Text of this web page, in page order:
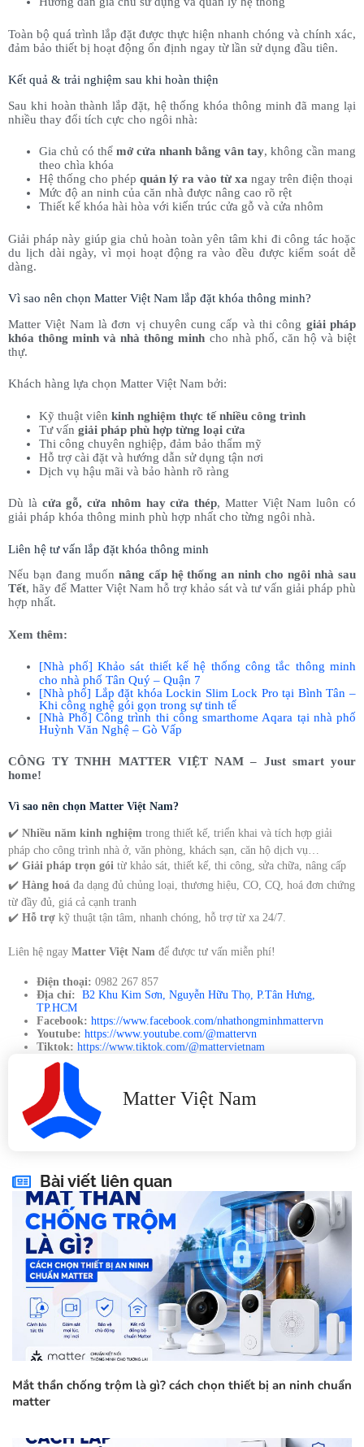
Toàn bộ quá trình lắp đặt được thực hiện nhanh chóng và chính xác,
đảm bảo thiết bị hoạt động ổn định ngay từ lần sử dụng đầu tiên.
Kết quả & trải nghiệm sau khi hoàn thiện
Sau khi hoàn thành lắp đặt, hệ thống khóa thông minh đã mang lại
nhiều thay đổi tích cực cho ngôi nhà:
Gia chủ có thể mở cửa nhanh bằng vân tay, không cần mang
theo chìa khóa
Hệ thống cho phép quản lý ra vào từ xa ngay trên điện thoại
Mức độ an ninh của căn nhà được nâng cao rõ rệt
Thiết kế khóa hài hòa với kiến trúc cửa gỗ và cửa nhôm
Giải pháp này giúp gia chủ hoàn toàn yên tâm khi đi công tác hoặc
du lịch dài ngày, vì mọi hoạt động ra vào đều được kiểm soát dễ
dàng.
Vì sao nên chọn Matter Việt Nam lắp đặt khóa thông minh?
Matter Việt Nam là đơn vị chuyên cung cấp và thi công giải pháp
khóa thông minh và nhà thông minh cho nhà phố, căn hộ và biệt
thự.
Khách hàng lựa chọn Matter Việt Nam bởi:
Kỹ thuật viên kinh nghiệm thực tế nhiều công trình
Tư vấn giải pháp phù hợp từng loại cửa
Thi công chuyên nghiệp, đảm bảo thẩm mỹ
Hỗ trợ cài đặt và hướng dẫn sử dụng tận nơi
Dịch vụ hậu mãi và bảo hành rõ ràng
Dù là cửa gỗ, cửa nhôm hay cửa thép, Matter Việt Nam luôn có
giải pháp khóa thông minh phù hợp nhất cho từng ngôi nhà.
Liên hệ tư vấn lắp đặt khóa thông minh
Nếu bạn đang muốn nâng cấp hệ thống an ninh cho ngôi nhà sau
Tết, hãy để Matter Việt Nam hỗ trợ khảo sát và tư vấn giải pháp phù
hợp nhất.
Xem thêm:
[Nhà phố] Khảo sát thiết kế hệ thống công tắc thông minh
cho nhà phố Tân Quý – Quận 7
[Nhà phố] Lắp đặt khóa Lockin Slim Lock Pro tại Bình Tân –
Khi công nghệ gói gọn trong sự tinh tế
[Nhà Phố] Công trình thi công smarthome Aqara tại nhà phố
Huỳnh Văn Nghệ – Gò Vấp
CÔNG TY TNHH MATTER VIỆT NAM – Just smart your
home!
Vì sao nên chọn Matter Việt Nam?
✔️ Nhiều năm kinh nghiệm trong thiết kế, triển khai và tích hợp giải
pháp cho công trình nhà ở, văn phòng, khách sạn, căn hộ dịch vụ…
✔️ Giải pháp trọn gói từ khảo sát, thiết kế, thi công, sửa chữa, nâng cấp
✔️ Hàng hoá đa dạng đủ chủng loại, thương hiệu, CO, CQ, hoá đơn chứng
từ đầy đủ, giá cả cạnh tranh
✔️ Hỗ trợ kỹ thuật tận tâm, nhanh chóng, hỗ trợ từ xa 24/7.
Liên hệ ngay Matter Việt Nam để được tư vấn miễn phí!
Điện thoại: 0982 267 857
Địa chỉ: B2 Khu Kim Sơn, Nguyễn Hữu Thọ, P.Tân Hưng,
TP.HCM
Facebook: https://www.facebook.com/nhathongminhmattervn
Youtube: https://www.youtube.com/@mattervn
Tiktok: https://www.tiktok.com/@mattervietnam
Matter Việt Nam
Bài viết liên quan
Mắt thần chống trộm là gì? cách chọn thiết bị an ninh chuẩn
matter